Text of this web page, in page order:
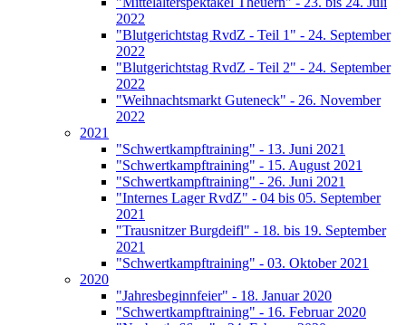
2022
"Blutgerichtstag RvdZ - Teil 1" - 24. September
2022
"Blutgerichtstag RvdZ - Teil 2" - 24. September
2022
"Weihnachtsmarkt Guteneck" - 26. November
2022
2021
"Schwertkampftraining" - 13. Juni 2021
"Schwertkampftraining" - 15. August 2021
"Schwertkampftraining" - 26. Juni 2021
"Internes Lager RvdZ" - 04 bis 05. September
2021
"Trausnitzer Burgdeifl" - 18. bis 19. September
2021
"Schwertkampftraining" - 03. Oktober 2021
2020
"Jahresbeginnfeier" - 18. Januar 2020
"Schwertkampftraining" - 16. Februar 2020